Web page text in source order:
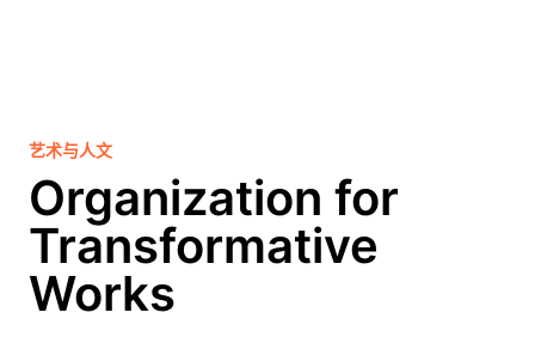
艺术与人文
Organization for
Transformative
Works